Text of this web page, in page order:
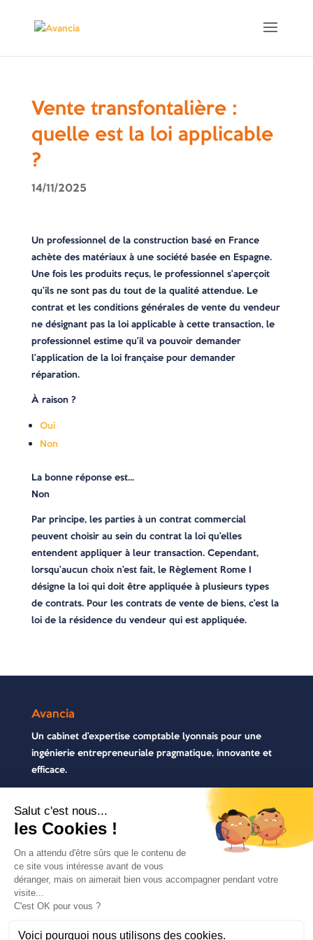
Vente transfontalière :
quelle est la loi applicable
?
14/11/2025
Un professionnel de la construction basé en France
achète des matériaux à une société basée en Espagne.
Une fois les produits reçus, le professionnel s’aperçoit
qu’ils ne sont pas du tout de la qualité attendue. Le
contrat et les conditions générales de vente du vendeur
ne désignant pas la loi applicable à cette transaction, le
professionnel estime qu’il va pouvoir demander
l’application de la loi française pour demander
réparation.
À raison ?
Oui
Non
La bonne réponse est…
Non
Par principe, les parties à un contrat commercial
peuvent choisir au sein du contrat la loi qu’elles
entendent appliquer à leur transaction. Cependant,
lorsqu’aucun choix n’est fait, le Règlement Rome I
désigne la loi qui doit être appliquée à plusieurs types
de contrats. Pour les contrats de vente de biens, c’est la
loi de la résidence du vendeur qui est appliquée.
Avancia
Un cabinet d’expertise comptable lyonnais pour une
ingénierie entrepreneuriale pragmatique, innovante et
efficace.
Contactez-nous
04 72 71 54 72
30, rue Pré Gaudry, 69007 Lyon
contact@avancia.fr